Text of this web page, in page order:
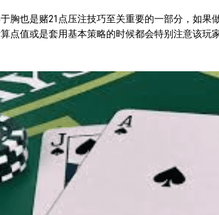
胸也是赌21点压注技巧至关重要的一部分，如果
点值或是套用基本策略的时候都会特别注意该玩